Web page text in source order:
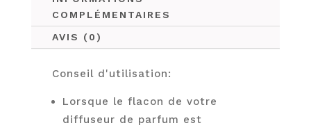
COMPLÉMENTAIRES
AVIS (0)
Conseil d'utilisation:
Lorsque le flacon de votre
diffuseur de parfum est